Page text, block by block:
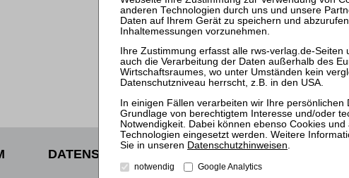
zurück
DATENSCHUTZ
Datenschutzhinweisen
notwendig Google Analytics